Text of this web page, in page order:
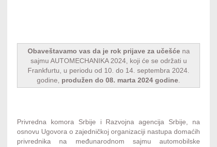
Obaveštavamo vas da je rok prijave za učešćena
sajmu AUTOMECHANIKA 2024, koji će se održati u
Frankfurtu, u periodu od 10. do 14. septembra 2024.
godine, produžen do 08. marta 2024 godine
Privredna komora Srbije i Razvojna agencija Srbije, na
osnovu Ugovora o zajedničkoj organizaciji nastupa domaćih
privrednika na međunarodnom sajmu automobilske